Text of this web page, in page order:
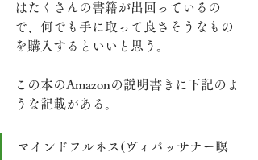
はたくさんの書籍が出回っているの
で、何でも手に取って良さそうなもの
を購入するといいと思う。
この本のAmazonの説明書きに下記のよ
うな記載がある。
マインドフルネス(ヴィパッサナー瞑